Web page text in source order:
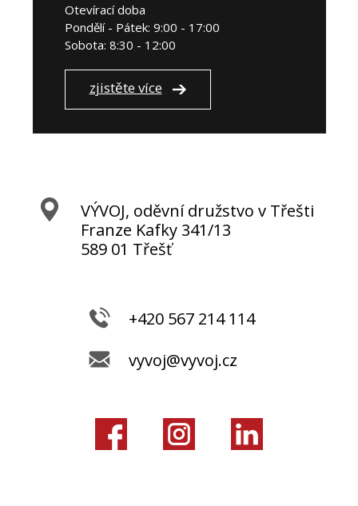
Otevírací doba
Pondělí - Pátek: 9:00 - 17:00
Sobota: 8:30 - 12:00
zjistěte více
VÝVOJ, oděvní družstvo v Třešti
Franze Kafky 341/13
589 01 Třešť
+420 567 214 114
vyvoj@vyvoj.cz